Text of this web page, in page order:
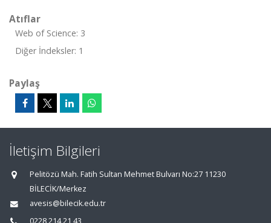
Atıflar
Web of Science: 3
Diğer İndeksler: 1
Paylaş
İletişim Bilgileri
Pelitözü Mah. Fatih Sultan Mehmet Bulvarı No:27 11230
BİLECİK/Merkez
avesis@bilecik.edu.tr
0228 214 21 43